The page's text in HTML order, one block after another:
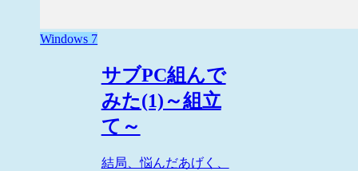
Windows 7
サブPC組んで
みた(1)～組立
て～
結局、悩んだあげく、